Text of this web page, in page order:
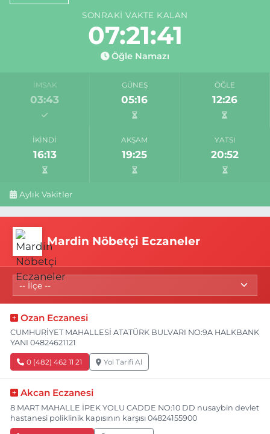
SONRAKI VAKTE KALAN
07:21:41
Öğle Namazı
İMSAK
03:43
GÜNEŞ
05:16
ÖĞLE
12:26
İKINDI
16:13
AKŞAM
19:25
YATSI
20:52
Aylık Vakitler
Mardin Nöbetçi Eczaneler
Ozan Eczanesi
CUMHURİYET MAHALLESİ ATATÜRK BULVARI NO:9A HALKBANK
YANI 04824621121
0 (482) 462 11 21 Yol Tarifi Al
Akcan Eczanesi
8 MART MAHALLE İPEK YOLU CADDE NO:10 DD nusaybin devlet
hastanesi poliklinik kapısının karşısı 04824155900